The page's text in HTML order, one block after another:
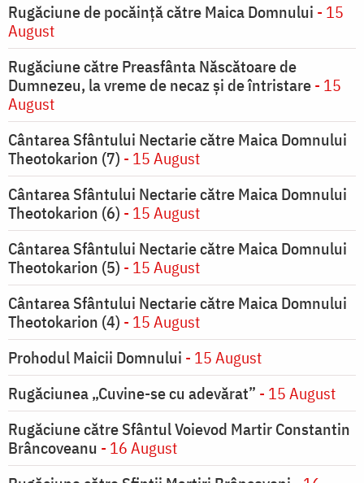
Rugăciune de pocăinţă către Maica Domnului - 15
August
Rugăciune către Preasfânta Născătoare de
Dumnezeu, la vreme de necaz şi de întristare- 15
August
Cântarea Sfântului Nectarie către Maica Domnului
Theotokarion (7) - 15 August
Cântarea Sfântului Nectarie către Maica Domnului
Theotokarion (6) - 15 August
Cântarea Sfântului Nectarie către Maica Domnului
Theotokarion (5) - 15 August
Cântarea Sfântului Nectarie către Maica Domnului
Theotokarion (4) - 15 August
Prohodul Maicii Domnului - 15 August
Rugăciunea „Cuvine-se cu adevărat” - 15 August
Rugăciune către Sfântul Voievod Martir Constantin
Brâncoveanu - 16 August